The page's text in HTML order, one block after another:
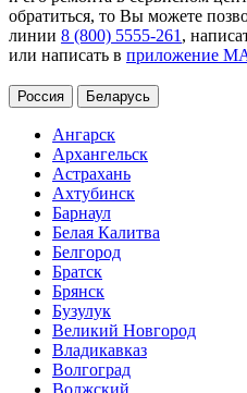
обратиться, то Вы можете
линии 8 (800) 5555-261 ,
или написать в приложение
Россия Беларусь
Ангарск
Архангельск
Астрахань
Ахтубинск
Барнаул
Белая Калитва
Белгород
Братск
Брянск
Бузулук
Великий Новгород
Владикавказ
Волгоград
Волжский